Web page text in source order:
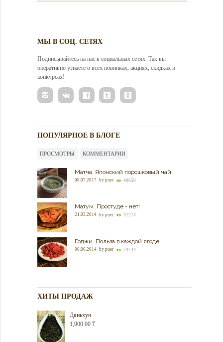
МЫ В СОЦ. СЕТЯХ
Подписывайтесь на нас в социальных сетях. Так вы
оперативно узнаете о всех новинках, акциях, скидках и
конкурсах!
ПОПУЛЯРНОЕ В БЛОГЕ
ПРОСМОТРЫ КОММЕНТАРИИ
Матча. Японский порошковый чай
08.07.2017 by puer 40650
Матум. Простуде - нет!
21.03.2014 by puer 31214
Годжи. Польза в каждой ягоде
06.06.2014 by puer 23744
ХИТЫ ПРОДАЖ
Дяньхун
1,900.00 ₸